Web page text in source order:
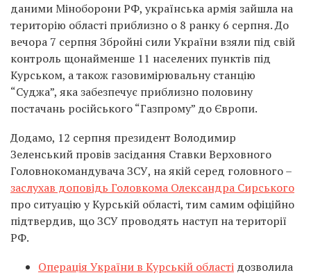
даними Міноборони РФ, українська армія зайшла на
територію області приблизно о 8 ранку 6 серпня. До
вечора 7 серпня Збройні сили України взяли під свій
контроль щонайменше 11 населених пунктів під
Курськом, а також газовимірювальну станцію
“Суджа”, яка забезпечує приблизно половину
постачань російського “Газпрому” до Європи.
Додамо, 12 серпня президент Володимир
Зеленський провів засідання Ставки Верховного
Головнокомандувача ЗСУ, на якій серед головного –
заслухав доповідь Головкома Олександра Сирського
про ситуацію у Курській області, тим самим офіційно
підтвердив, що ЗСУ проводять наступ на території
РФ.
Операція України в Курській області дозволила